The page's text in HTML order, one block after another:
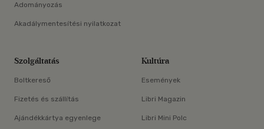
Adományozás
Akadálymentesítési nyilatkozat
Szolgáltatás
Boltkereső
Fizetés és szállítás
Ajándékkártya egyenlege
Kultúra
Események
Libri Magazin
Libri Mini Polc